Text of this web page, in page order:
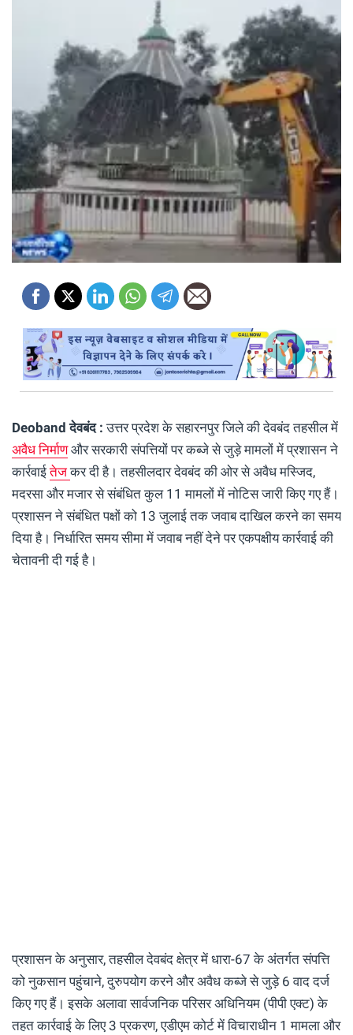
Deoband देवबंद :उत्तर प्रदेश के सहारनपुर जिले की देवबंद तहसील में
अवैध निर्माणऔर सरकारी संपत्तियों पर कब्जे से जुड़े मामलों में प्रशासन ने
कार्रवाईतेजकर दी है। तहसीलदार देवबंद की ओर से अवैध मस्जिद,
मदरसा और मजार से संबंधित कुल 11 मामलों में नोटिस जारी किए गए हैं।
प्रशासन ने संबंधित पक्षों को 13 जुलाई तक जवाब दाखिल करने का समय
दिया है। निर्धारित समय सीमा में जवाब नहीं देने पर एकपक्षीय कार्रवाई की
चेतावनी दी गई है।
प्रशासन के अनुसार, तहसील देवबंद क्षेत्र में धारा-67 के अंतर्गत संपत्ति
को नुकसान पहुंचाने, दुरुपयोग करने और अवैध कब्जे से जुड़े 6 वाद दर्ज
किए गए हैं। इसके अलावा सार्वजनिक परिसर अधिनियम (पीपी एक्ट) के
तहत कार्रवाई के लिए 3 प्रकरण, एडीएम कोर्ट में विचाराधीन 1 मामला और